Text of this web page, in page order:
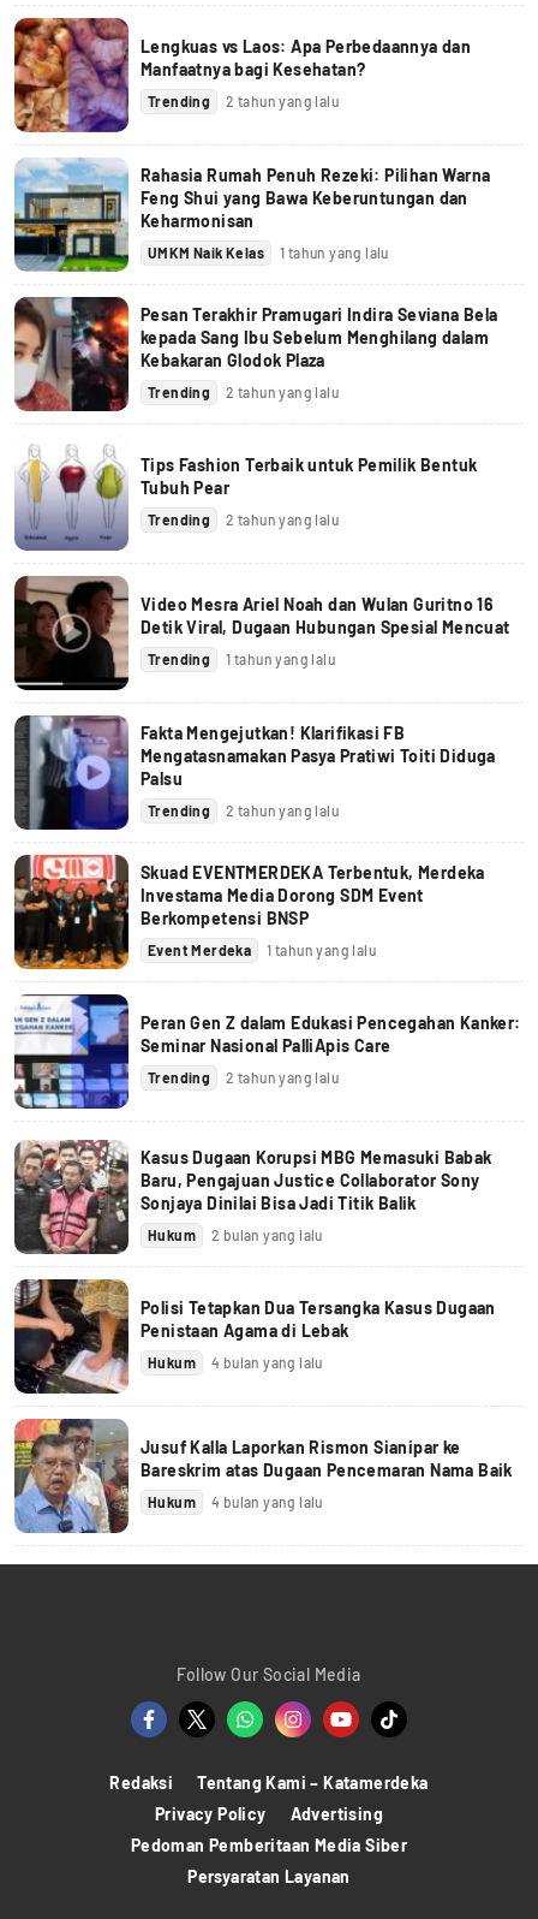
Lengkuas vs Laos: Apa Perbedaannya dan
Manfaatnya bagi Kesehatan?
Trending 2 tahun yang lalu
Rahasia Rumah Penuh Rezeki: Pilihan Warna
Feng Shui yang Bawa Keberuntungan dan
Keharmonisan
UMKM Naik Kelas 1 tahun yang lalu
Pesan Terakhir Pramugari Indira Seviana Bela
kepada Sang Ibu Sebelum Menghilang dalam
Kebakaran Glodok Plaza
Trending 2 tahun yang lalu
Tips Fashion Terbaik untuk Pemilik Bentuk
Tubuh Pear
Trending 2 tahun yang lalu
Video Mesra Ariel Noah dan Wulan Guritno 16
Detik Viral, Dugaan Hubungan Spesial Mencuat
Trending 1 tahun yang lalu
Fakta Mengejutkan! Klarifikasi FB
Mengatasnamakan Pasya Pratiwi Toiti Diduga
Palsu
Trending 2 tahun yang lalu
Skuad EVENTMERDEKA Terbentuk, Merdeka
Investama Media Dorong SDM Event
Berkompetensi BNSP
Event Merdeka 1 tahun yang lalu
Peran Gen Z dalam Edukasi Pencegahan Kanker:
Seminar Nasional PalliApis Care
Trending 2 tahun yang lalu
Kasus Dugaan Korupsi MBG Memasuki Babak
Baru, Pengajuan Justice Collaborator Sony
Sonjaya Dinilai Bisa Jadi Titik Balik
Hukum 2 bulan yang lalu
Polisi Tetapkan Dua Tersangka Kasus Dugaan
Penistaan Agama di Lebak
Hukum 4 bulan yang lalu
Jusuf Kalla Laporkan Rismon Sianipar ke
Bareskrim atas Dugaan Pencemaran Nama Baik
Hukum 4 bulan yang lalu
Follow Our Social Media
Redaksi
Tentang Kami – Katamerdeka
Privacy Policy
Advertising
Pedoman Pemberitaan Media Siber
Persyaratan Layanan